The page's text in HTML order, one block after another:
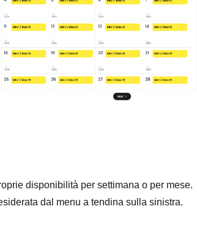
disponibilità per settimana o per mese.
dal menu a tendina sulla sinistra.